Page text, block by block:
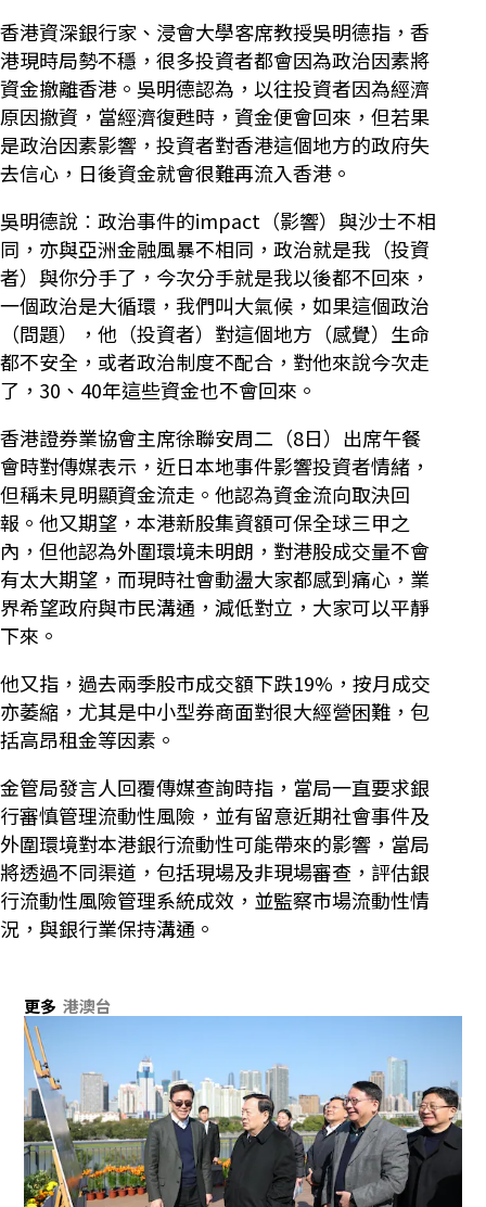
香港資深銀行家、浸會大學客席教授吳明德指，香
港現時局勢不穩，很多投資者都會因為政治因素將
資金撤離香港。吳明德認為，以往投資者因為經濟
原因撤資，當經濟復甦時，資金便會回來，但若果
是政治因素影響，投資者對香港這個地方的政府失
去信心，日後資金就會很難再流入香港。
吳明德說︰政治事件的impact（影響）與沙士不相
同，亦與亞洲金融風暴不相同，政治就是我（投資
者）與你分手了，今次分手就是我以後都不回來，
一個政治是大循環，我們叫大氣候，如果這個政治
（問題），他（投資者）對這個地方（感覺）生命
都不安全，或者政治制度不配合，對他來說今次走
了，30、40年這些資金也不會回來。
香港證券業協會主席徐聯安周二（8日）出席午餐
會時對傳媒表示，近日本地事件影響投資者情緒，
但稱未見明顯資金流走。他認為資金流向取決回
報。他又期望，本港新股集資額可保全球三甲之
內，但他認為外圍環境未明朗，對港股成交量不會
有太大期望，而現時社會動盪大家都感到痛心，業
界希望政府與市民溝通，減低對立，大家可以平靜
下來。
他又指，過去兩季股市成交額下跌19%，按月成交
亦萎縮，尤其是中小型券商面對很大經營困難，包
括高昂租金等因素。
金管局發言人回覆傳媒查詢時指，當局一直要求銀
行審慎管理流動性風險，並有留意近期社會事件及
外圍環境對本港銀行流動性可能帶來的影響，當局
將透過不同渠道，包括現場及非現場審查，評估銀
行流動性風險管理系統成效，並監察市場流動性情
況，與銀行業保持溝通。
更多 港澳台